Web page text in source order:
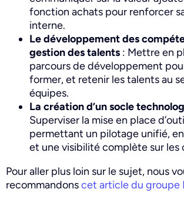
fonction achats pour renforcer
interne.
Le développement des
gestion des talents : Mettre en
parcours de développement
former, et retenir les talents au
équipes.
La création d’un socle
Superviser la mise en place
permettant un pilotage unifié,
et une visibilité complète sur les
Pour aller plus loin sur le sujet, nous
recommandonscet article du groupe